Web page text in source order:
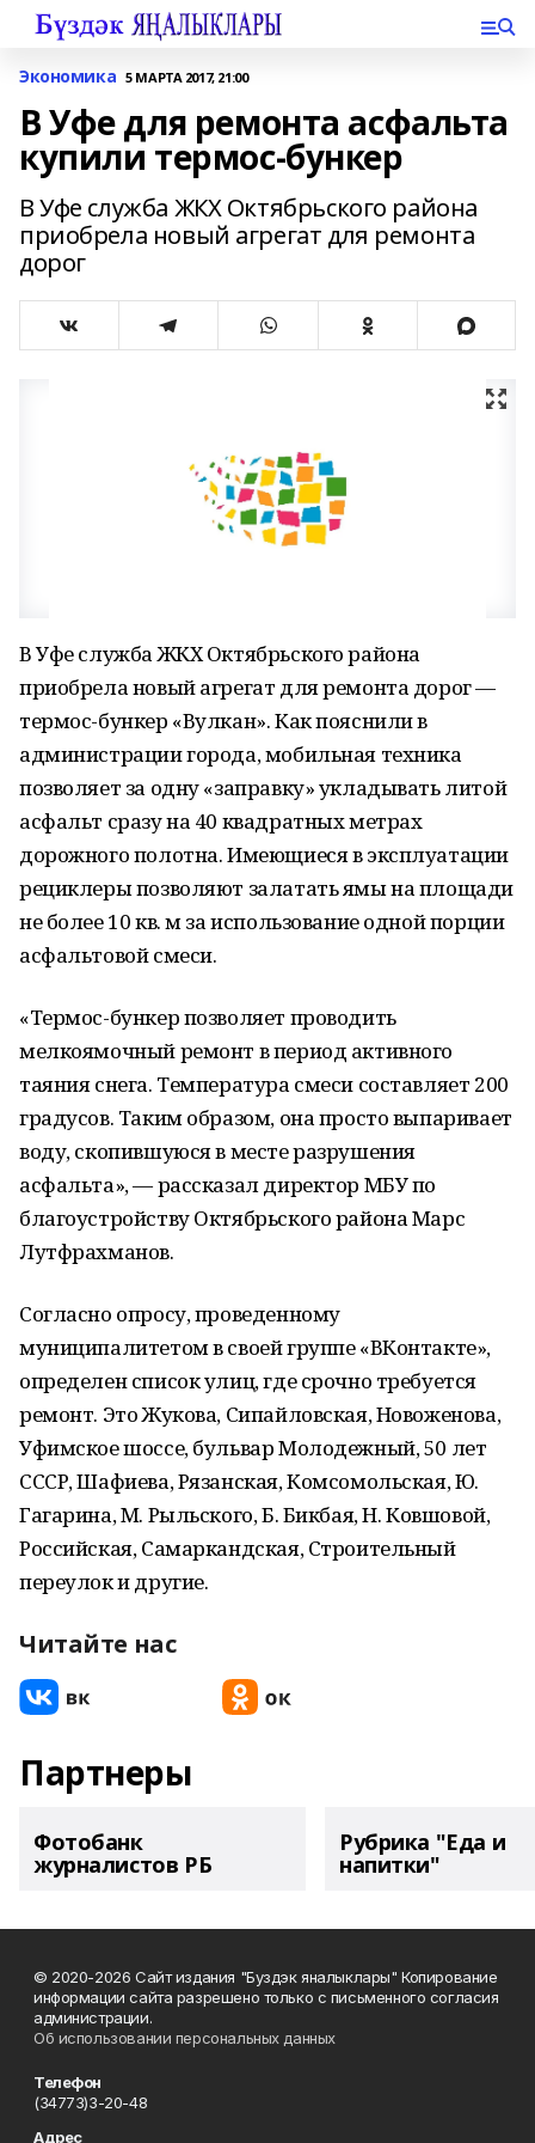
Экономика 5 МАРТА 2017, 21:00
В Уфе для ремонта асфальта
купили термос-бункер
В Уфе служба ЖКХ Октябрьского района
приобрела новый агрегат для ремонта
дорог
В Уфе служба ЖКХ Октябрьского района
приобрела новый агрегат для ремонта дорог —
термос-бункер «Вулкан». Как пояснили в
администрации города, мобильная техника
позволяет за одну «заправку» укладывать литой
асфальт сразу на 40 квадратных метрах
дорожного полотна. Имеющиеся в эксплуатации
рециклеры позволяют залатать ямы на площади
не более 10 кв. м за использование одной порции
асфальтовой смеси.
«Термос-бункер позволяет проводить
мелкоямочный ремонт в период активного
таяния снега. Температура смеси составляет 200
градусов. Таким образом, она просто выпаривает
воду, скопившуюся в месте разрушения
асфальта», — рассказал директор МБУ по
благоустройству Октябрьского района Марс
Лутфрахманов.
Согласно опросу, проведенному
муниципалитетом в своей группе «ВКонтакте»,
определен список улиц, где срочно требуется
ремонт. Это Жукова, Сипайловская, Новоженова,
Уфимское шоссе, бульвар Молодежный, 50 лет
СССР, Шафиева, Рязанская, Комсомольская, Ю.
Гагарина, М. Рыльского, Б. Бикбая, Н. Ковшовой,
Российская, Самаркандская, Строительный
переулок и другие.
Читайте нас
Партнеры
Фотобанк
журналистов РБ
Рубрика "Еда и
напитки"
© 2020-2026 Сайт издания "Буздэк яналыклары" Копирование
информации сайта разрешено только с письменного согласия
администрации.
Об использовании персональных данных
Телефон
(34773)3-20-48
Адрес